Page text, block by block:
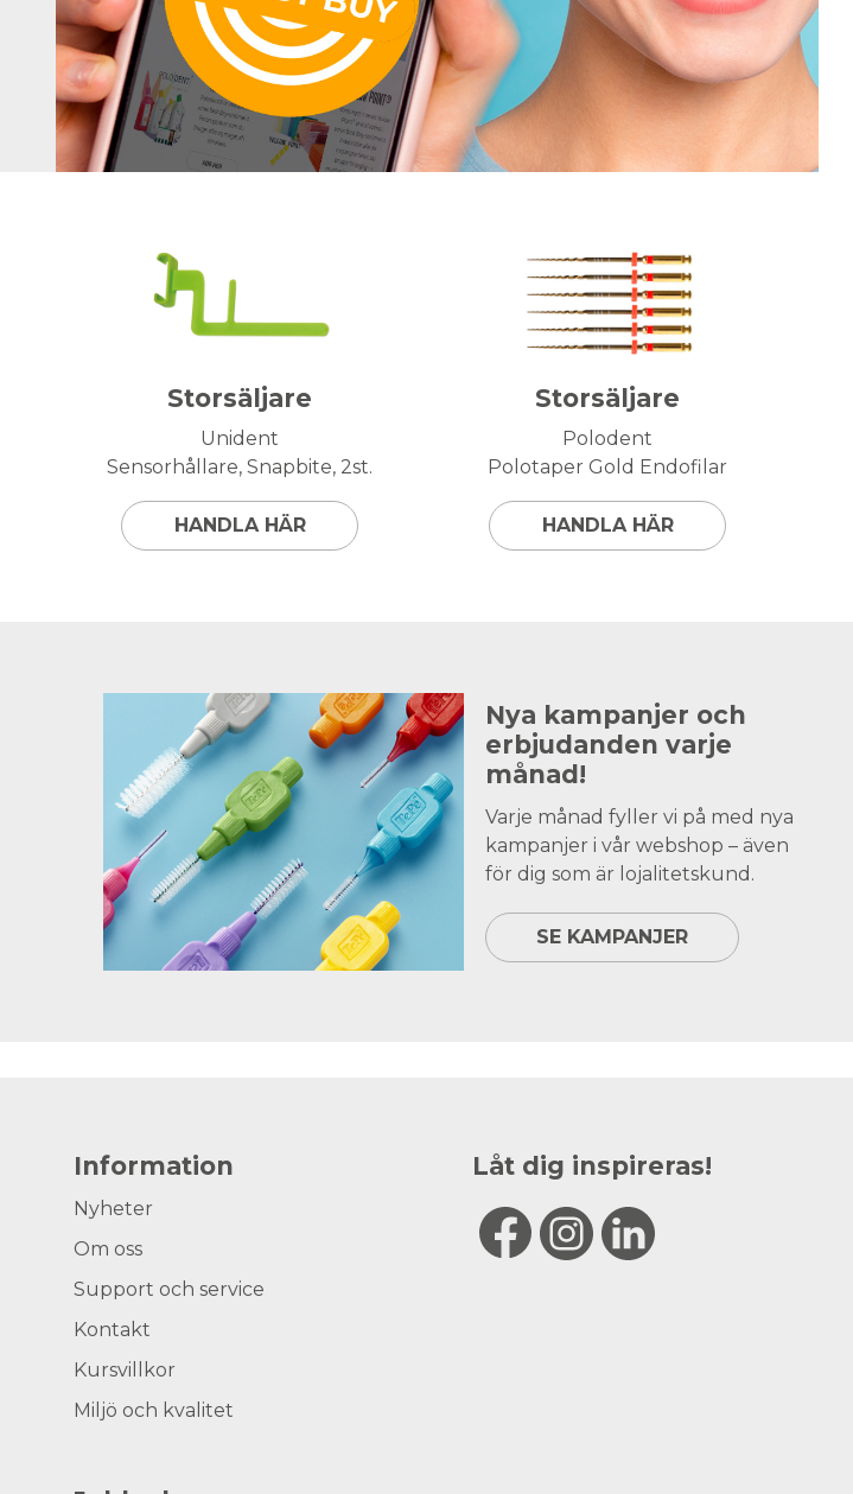
Storsäljare
Unident
Sensorhållare, Snapbite, 2st.
HANDLA HÄR
Storsäljare
Polodent
Polotaper Gold Endofilar
HANDLA HÄR
Nya kampanjer och
erbjudanden varje
månad!
Varje månad fyller vi på med nya
kampanjer i vår webshop – även
för dig som är lojalitetskund.
SE KAMPANJER
Information
Nyheter
Om oss
Support och service
Kontakt
Kursvillkor
Miljö och kvalitet
Låt dig inspireras!